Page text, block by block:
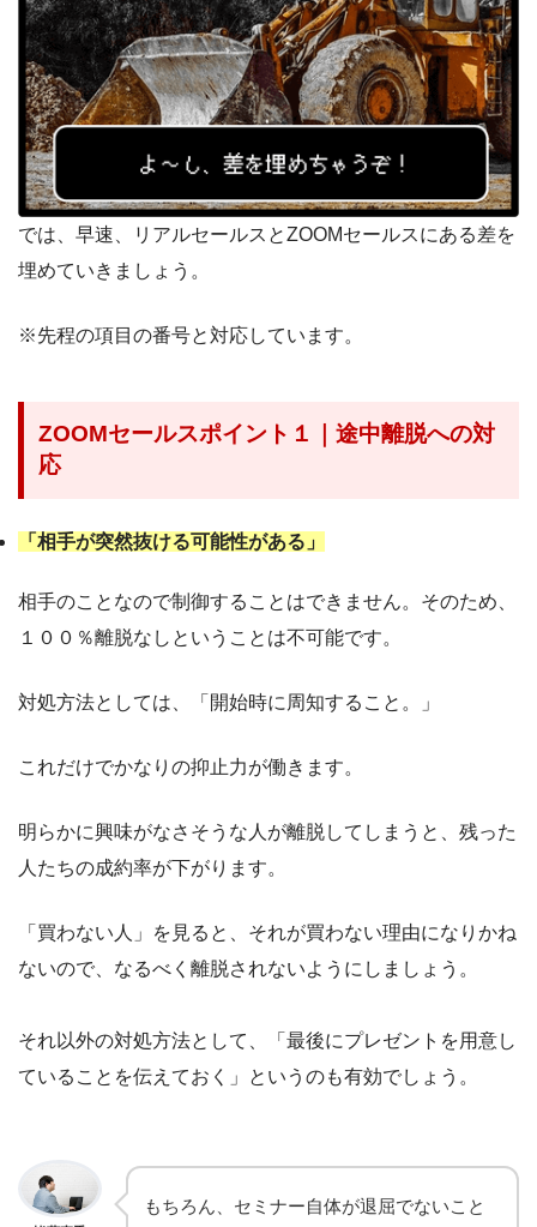
では、早速、リアルセールスとZOOMセールスにある差を
埋めていきましょう。
※先程の項目の番号と対応しています。
ZOOMセールスポイント１｜途中離脱への対
応
「相手が突然抜ける可能性がある」
相手のことなので制御することはできません。そのため、
１００％離脱なしということは不可能です。
対処方法としては、「開始時に周知すること。」
これだけでかなりの抑止力が働きます。
明らかに興味がなさそうな人が離脱してしまうと、残った
人たちの成約率が下がります。
「買わない人」を見ると、それが買わない理由になりかね
ないので、なるべく離脱されないようにしましょう。
それ以外の対処方法として、「最後にプレゼントを用意し
ていることを伝えておく」というのも有効でしょう。
もちろん、セミナー自体が退屈でないこと